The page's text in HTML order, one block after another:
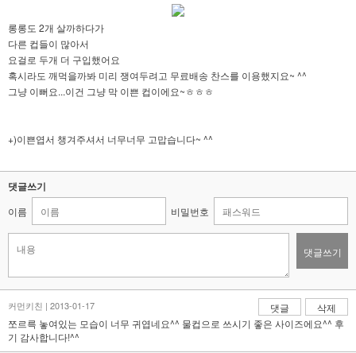
롱롱도 2개 살까하다가
다른 컵들이 많아서
요걸로 두개 더 구입했어요
혹시라도 깨먹을까봐 미리 쟁여두려고 무료배송 찬스를 이용했지요~ ^^
그냥 이뻐요...이건 그냥 막 이쁜 컵이에요~ㅎㅎㅎ
+)이쁜엽서 챙겨주셔서 너무너무 고맙습니다~ ^^
댓글쓰기
이름 비밀번호
댓글쓰기
커먼키친 | 2013-01-17 삭제
댓글
쪼르륵 놓여있는 모습이 너무 귀엽네요^^ 물컵으로 쓰시기 좋은 사이즈에요^^ 후
기 감사합니다!^^